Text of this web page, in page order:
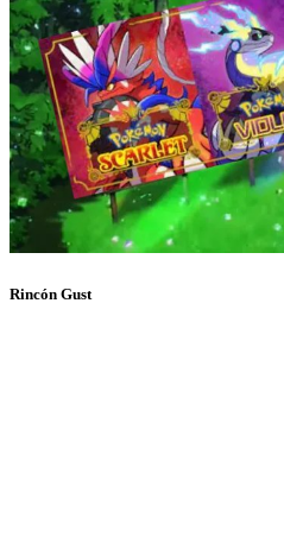
Rincón Gust